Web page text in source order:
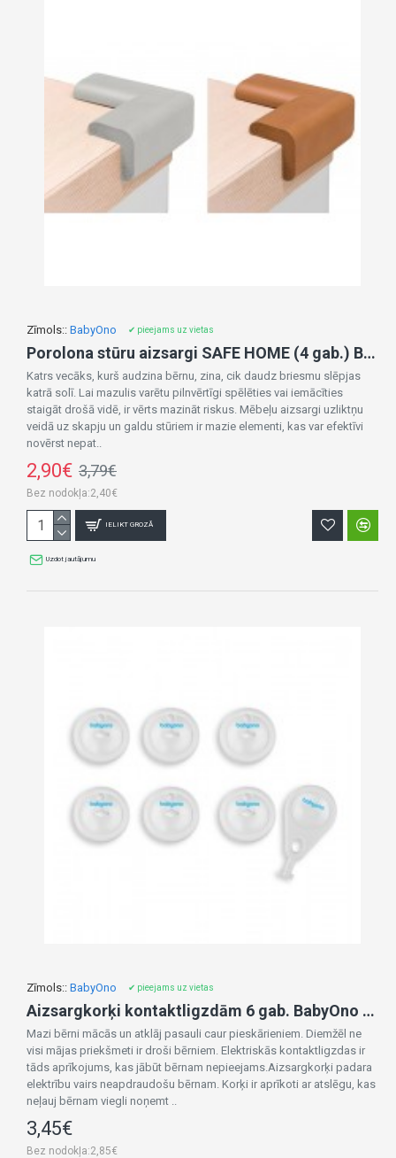
Zīmols:: BabyOno ✔ pieejams uz vietas
Porolona stūru aizsargi SAFE HOME (4 gab.) BabyOno 949
Katrs vecāks, kurš audzina bērnu, zina, cik daudz briesmu slēpjas
katrā solī. Lai mazulis varētu pilnvērtīgi spēlēties vai iemācīties
staigāt drošā vidē, ir vērts mazināt riskus. Mēbeļu aizsargi uzliktņu
veidā uz skapju un galdu stūriem ir mazie elementi, kas var efektīvi
novērst nepat..
2,90€ 3,79€
Bez nodokļa:2,40€
IELIKT GROZĀ
Uzdot jautājumu
Zīmols:: BabyOno ✔ pieejams uz vietas
Aizsargkorķi kontaktligzdām 6 gab. BabyOno 950
Mazi bērni mācās un atklāj pasauli caur pieskārieniem. Diemžēl ne
visi mājas priekšmeti ir droši bērniem. Elektriskās kontaktligzdas ir
tāds aprīkojums, kas jābūt bērnam nepieejams.Aizsargkorķi padara
elektrību vairs neapdraudošu bērnam. Korķi ir aprīkoti ar atslēgu, kas
neļauj bērnam viegli noņemt ..
3,45€
Bez nodokļa:2,85€